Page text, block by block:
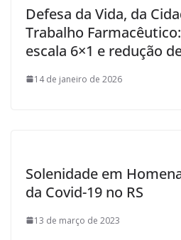
Defesa da Vida, da
Trabalho
escala 6×1 e redução
14 de janeiro de 2026
Solenidade em
da Covid-19 no RS
13 de março de 2023